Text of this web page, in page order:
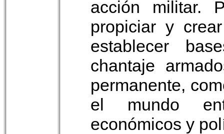
acción militar.
propiciar y
establecer
chantaje
permanente,
el mundo
económicos y